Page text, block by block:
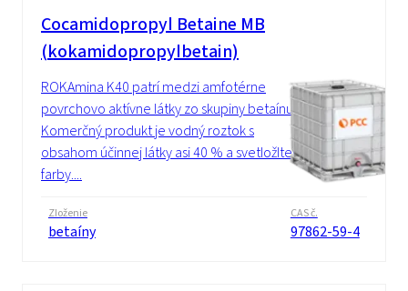
Cocamidopropyl Betaine MB
(kokamidopropylbetain)
ROKAmina K40 patrí medzi amfotérne
povrchovo aktívne látky zo skupiny betaínu.
Komerčný produkt je vodný roztok s
obsahom účinnej látky asi 40 % a svetložltej
farby....
Zloženie
betaíny
CAS č.
97862-59-4